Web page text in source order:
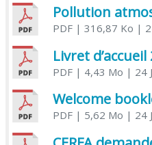
Pollution
PDF| 316,87 Ko |
Livret d’accueil
PDF| 4,43 Mo | 24
Welcome
PDF| 5,62 Mo | 24